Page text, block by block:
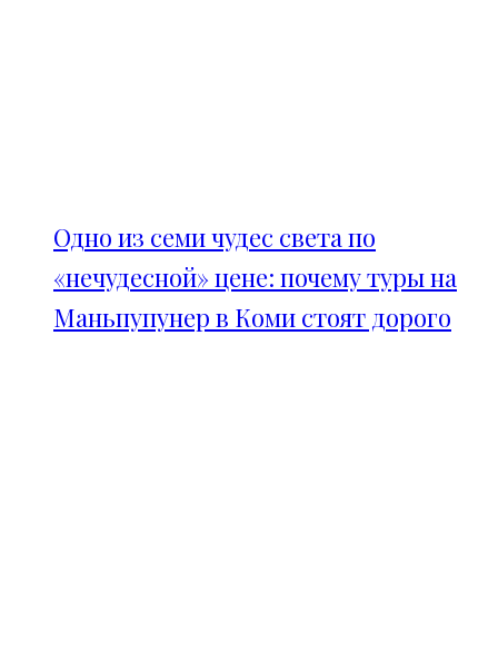
Одно из семи чудес света по
«нечудесной» цене: почему туры на
Маньпупунер в Коми стоят дорого